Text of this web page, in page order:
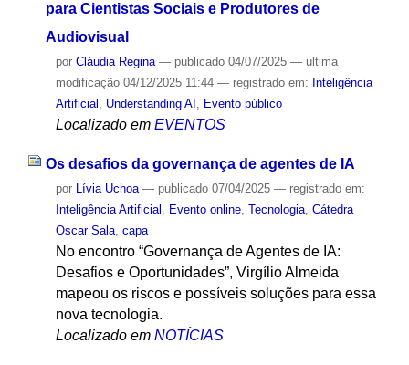
para Cientistas Sociais e Produtores de
Audiovisual
por Cláudia Regina — publicado04/07/2025 — última
modificação04/12/2025 11:44 — registrado em: Inteligência
Artificial , Understanding AI , Evento público
Localizado em EVENTOS
Os desafios da governança de agentes de IA
por Lívia Uchoa — publicado07/04/2025 — registrado em:
Inteligência Artificial , Evento online, Tecnologia, Cátedra
Oscar Sala, capa
No encontro “Governança de Agentes de IA:
Desafios e Oportunidades”, Virgílio Almeida
mapeou os riscos e possíveis soluções para essa
nova tecnologia.
Localizado em NOTÍCIAS